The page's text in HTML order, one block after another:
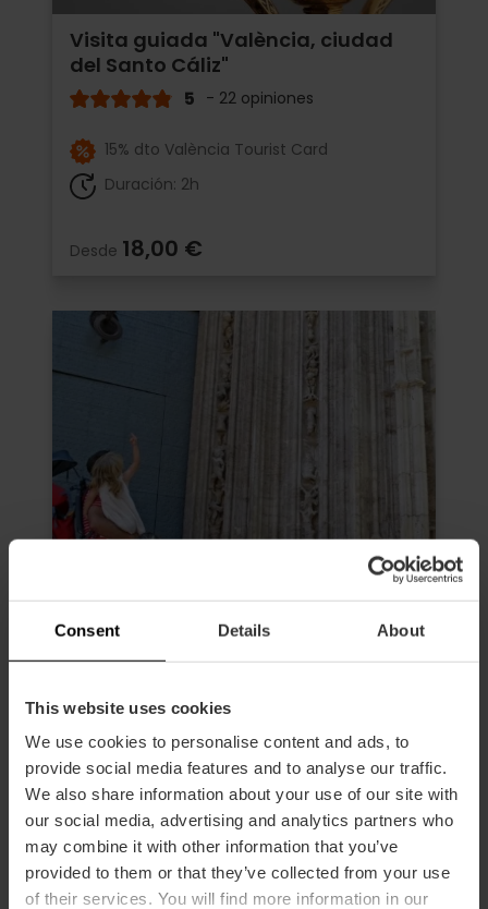
Consent Details About
This website uses cookies
We use cookies to personalise content and ads, to
provide social media features and to analyse our traffic.
We also share information about your use of our site with
our social media, advertising and analytics partners who
may combine it with other information that you’ve
provided to them or that they’ve collected from your use
of their services. You will find more information in our
Visita guiada "València, ciudad
del Santo Cáliz"
5 - 22 opiniones
15% dto València Tourist Card
Duración: 2h
Desde 18,00 €
Visita Guiada especial con niños
por lo mejor de València
5 - 9 opiniones
10% dto València Tourist Card
Duración: 2h